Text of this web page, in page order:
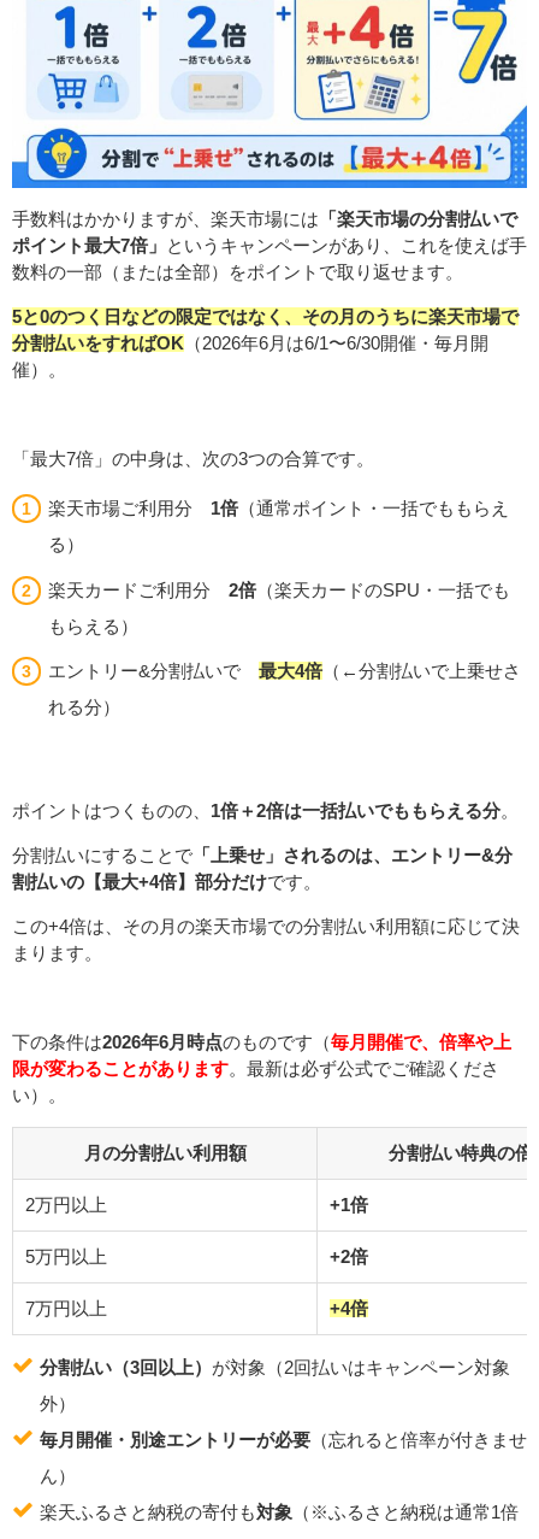
手数料はかかりますが、楽天市場には 「楽天市場の分割払いで
ポイント最大7倍」
というキャンペーンがあり、これを使えば手
数料の一部（または全部）をポイントで取り返せます。
5と0のつく日などの限定ではなく、その月のうちに楽天市場で
分割払いをすればOK （2026年6月は6/1〜6/30開催・毎月開
催）。
「最大7倍」の中身は、次の3つの合算です。
楽天市場ご利用分 1倍 （通常ポイント・一括でももらえ
る）
楽天カードご利用分 2倍 （楽天カードのSPU・一括でも
もらえる）
エントリー&分割払いで 最大4倍 （←分割払いで上乗せさ
れる分）
ポイントはつくものの、 1倍＋2倍は一括払いでももらえる分。
分割払いにすることで 「上乗せ」されるのは、エントリー&分
割払いの【最大+4倍】部分だけです。
この+4倍は、その月の楽天市場での分割払い利用額に応じて決
まります。
下の条件は2026年6月時点のものです（毎月開催で、倍率や上
限が変わることがあります 。最新は必ず公式でご確認くださ
い）。
月の分割払い利用額 分割払い特典の倍
2万円以上 +1倍
5万円以上 +2倍
7万円以上 +4倍
分割払い（3回以上） が対象（2回払いはキャンペーン対象
外）
毎月開催・別途エントリーが必要（忘れると倍率が付きませ
ん）
楽天ふるさと納税の寄付も対象 （※ふるさと納税は通常1倍